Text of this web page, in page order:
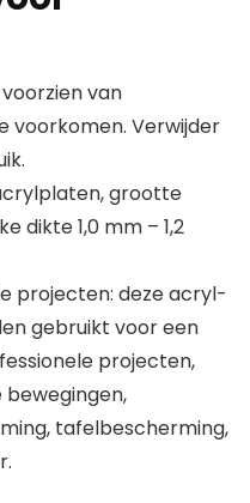
van
voorkomen. Verwijder
grootte
dikte 1,0 mm – 1,2
projecten: deze acryl-
gebruikt voor een
projecten,
tafelbescherming,